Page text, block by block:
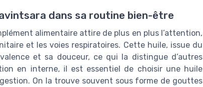
dans sa routine bien-être
alimentaire attire de plus en plus l’attention,
et les voies respiratoires. Cette huile, issue du
et sa douceur, ce qui la distingue d’autres
en interne, il est essentiel de choisir une huile
On la trouve souvent sous forme de gouttes